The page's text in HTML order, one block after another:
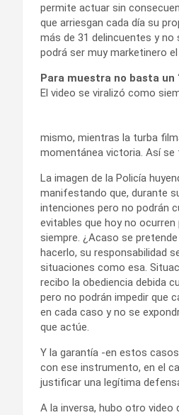
permite actuar sin
que arriesgan cada día su
más de 31 delincuentes y
podrá ser muy marketinero
Para muestra no basta un
El video se viralizó como
mismo, mientras la turba
momentánea victoria. Así se
La imagen de la Policía
manifestando que, durante
intenciones pero no podrán
evitables que hoy no
siempre. ¿Acaso se
hacerlo, su responsabilidad
situaciones como esa.
recibo la obediencia debida
pero no podrán impedir que
en cada caso y no se
que actúe.
Y la garantía -en estos
con ese instrumento, en el
justificar una legítima
A la inversa, hubo otro